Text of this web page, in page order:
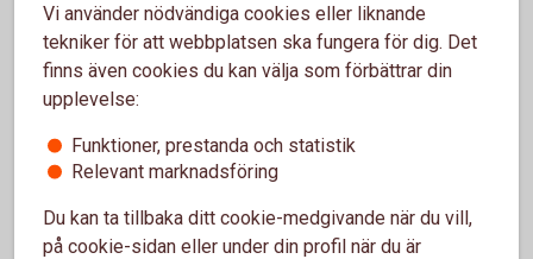
Vanliga frågor och svar om
företagslån
Vad krävs för att få ett företagslån?
Hur mycket får man låna till företag?
Vi använder nödvändiga cookies eller liknande
tekniker för att webbplatsen ska fungera för dig. Det
finns även cookies du kan välja som förbättrar din
upplevelse:
Funktioner, prestanda och statistik
Relevant marknadsföring
Du kan ta tillbaka ditt cookie-medgivande när du vill,
på cookie-sidan eller under din profil när du är